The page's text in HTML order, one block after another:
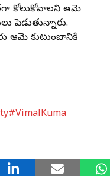
కోలుకోవాలని ఆమె
పెడుతున్నారు.
ఆమె కుటుంబానికి
#VimalKuma